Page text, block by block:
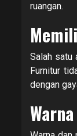
ruangan.
Salah satu
Furnitur
dengan